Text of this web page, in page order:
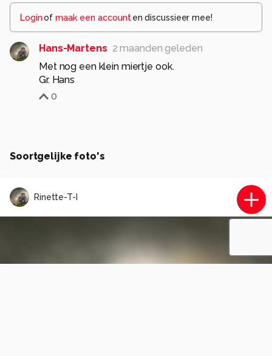
Loginof maak een account en discussieer mee!
Hans-Martens 2 maanden geleden
Met nog een klein miertje ook.
Gr. Hans
0
Soortgelijke foto's
Rinette-T-I